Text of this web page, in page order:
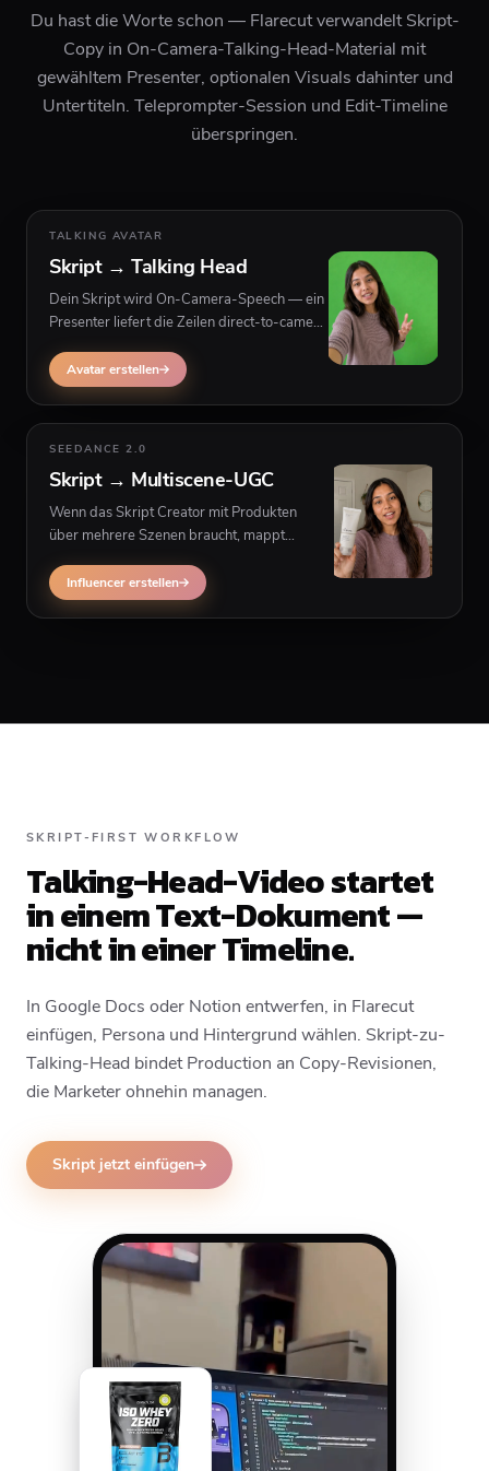
Du hast die Worte schon — Flarecut verwandelt Skript-
Copy in On-Camera-Talking-Head-Material mit
gewähltem Presenter, optionalen Visuals dahinter und
Untertiteln. Teleprompter-Session und Edit-Timeline
überspringen.
TALKING AVATAR
Skript → Talking Head
Dein Skript wird On-Camera-Speech — ein
Presenter liefert die Zeilen direct-to-camera
Erklärvideos und Social-Hooks.
Avatar erstellen
SEEDANCE 2.0
Skript → Multiscene-UGC
Wenn das Skript Creator mit Produkten
über mehrere Szenen braucht, mappt
Single-Talking-Head-Output.
Influencer erstellen
SKRIPT-FIRST WORKFLOW
Talking-Head-Video startet
in einem Text-Dokument —
nicht in einer Timeline.
In Google Docs oder Notion entwerfen, in Flarecut
einfügen, Persona und Hintergrund wählen. Skript-zu-
Talking-Head bindet Production an Copy-Revisionen,
die Marketer ohnehin managen.
Skript jetzt einfügen